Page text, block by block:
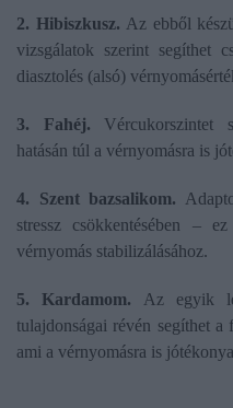
2. Hibiszkusz. Az ebből
vizsgálatok szerint segíthet
diasztolés (alsó)
3. Fahéj. Vércukorszintet
hatásán túl a vérnyomásra is
4. Szent bazsalikom.
stressz csökkentésében –
vérnyomás stabilizálásához.
5. Kardamom. Az egyik
tulajdonságai révén segíthet a
ami a vérnyomásra is